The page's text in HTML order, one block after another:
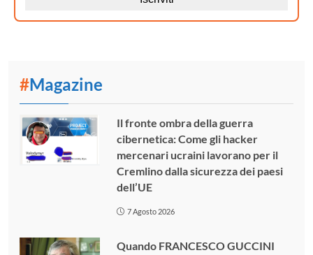
#Magazine
Il fronte ombra della guerra
cibernetica: Come gli hacker
mercenari ucraini lavorano per il
Cremlino dalla sicurezza dei paesi
dell’UE
7 Agosto 2026
Quando FRANCESCO GUCCINI